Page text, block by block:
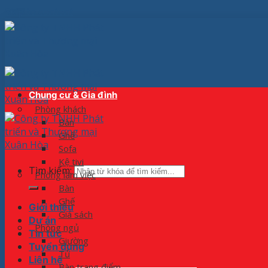
Tìm kiếm:
Giới thiệu
Dự án
Tin tức
Tuyển dụng
Liên hệ
Chung cư & Gia đình
Phòng khách
Bàn
Ghế
Sofa
Kệ tivi
Phòng làm việc
Bàn
Ghế
Giá sách
Phòng ngủ
Giường
Tủ